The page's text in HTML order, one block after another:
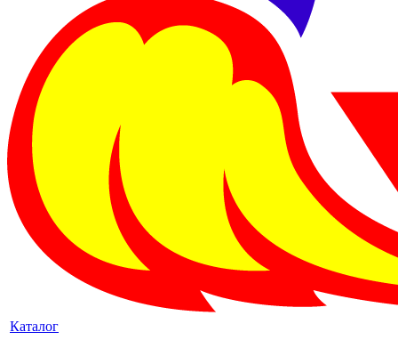
Каталог